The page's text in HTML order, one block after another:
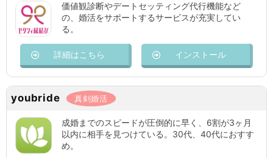
価値観診断やデートセッティング代行機能など
の、婚活をサポートするサービスが充実してい
る。
詳細はこちら インストール
youbride 真剣婚活
成婚までのスピードが圧倒的に早く、6割が3ヶ月
以内に相手を見つけている。30代、40代におすす
め。